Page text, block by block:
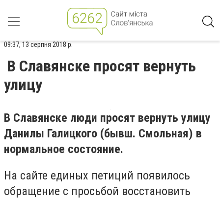
09:37, 13 серпня 2018 р.
В Славянске просят вернуть
улицу
В Славянске люди просят вернуть улицу
Данилы Галицкого (бывш. Смольная) в
нормальное состояние.
На сайте единых петиций появилось
обращение с просьбой восстановить